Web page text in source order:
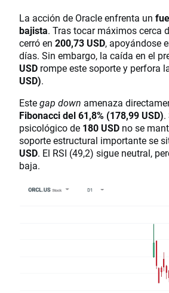
La acción de Oracle enfrenta un
bajista. Tras tocar máximos cerca
cerró en 200,73 USD, apoyándose
días. Sin embargo, la caída en el
USD rompe este soporte y perfora
USD).
Estegap down amenaza
Fibonacci del 61,8% (178,99 USD).
psicológico de 180 USD no se
soporte estructural importante se
USD. El RSI (49,2) sigue neutral,
baja.